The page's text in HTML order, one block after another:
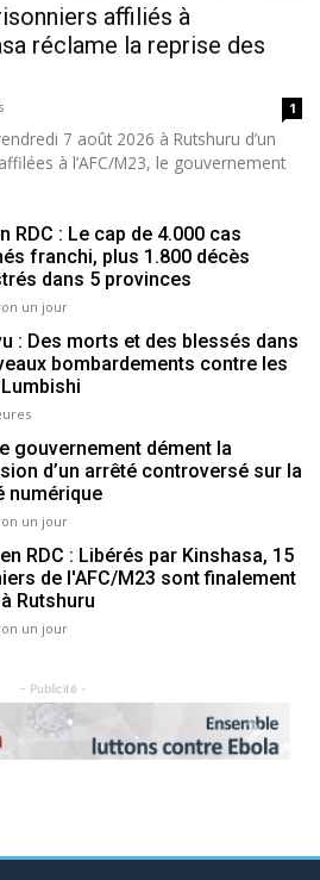
affiliés à
réclame la reprise des
1
7 août 2026 à Rutshuru d’un
à l’AFC/M23, le gouvernement
RDC : Le cap de 4.000 cas
franchi, plus 1.800 décès
dans 5 provinces
un jour
: Des morts et des blessés dans
bombardements contre les
gouvernement dément la
d’un arrêté controversé sur la
numérique
un jour
RDC : Libérés par Kinshasa, 15
de l'AFC/M23 sont finalement
Rutshuru
un jour
- Publicité -
Next